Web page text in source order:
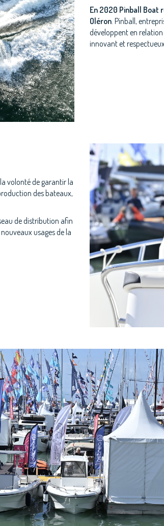
En 2020 Pinball Boat
Oléron. Pinball,
développent en
innovant et
volonté de garantir la
des bateaux,
de distribution afin
usages de la